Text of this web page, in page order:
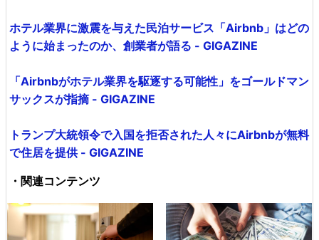
ホテル業界に激震を与えた民泊サービス「Airbnb」はどの
ように始まったのか、創業者が語る - GIGAZINE
「Airbnbがホテル業界を駆逐する可能性」をゴールドマン
サックスが指摘 - GIGAZINE
トランプ大統領令で入国を拒否された人々にAirbnbが無料
で住居を提供 - GIGAZINE
・関連コンテンツ